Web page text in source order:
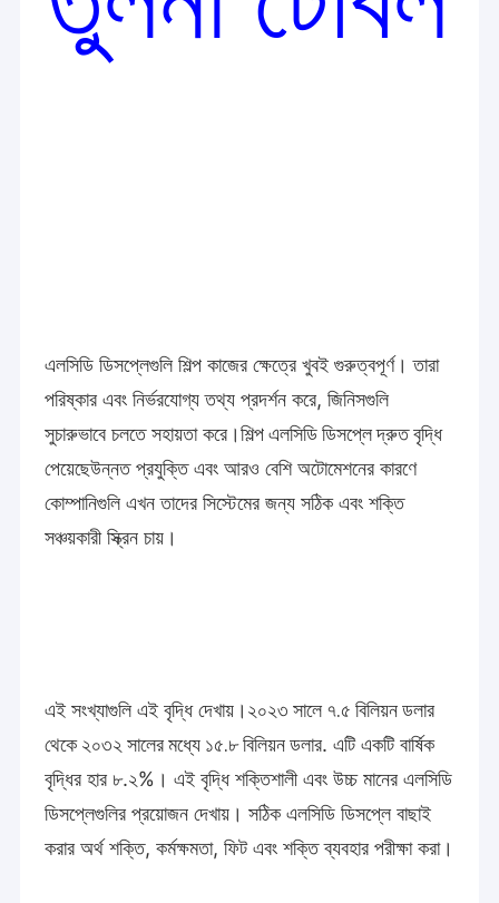
এলসিডি ডিসপ্লেগুলি শিল্প কাজের ক্ষেত্রে খুবই গুরুত্বপূর্ণ। তারা
পরিষ্কার এবং নির্ভরযোগ্য তথ্য প্রদর্শন করে, জিনিসগুলি
সুচারুভাবে চলতে সহায়তা করে।শিল্প এলসিডি ডিসপ্লে দ্রুত বৃদ্ধি
পেয়েছেউন্নত প্রযুক্তি এবং আরও বেশি অটোমেশনের কারণে
কোম্পানিগুলি এখন তাদের সিস্টেমের জন্য সঠিক এবং শক্তি
সঞ্চয়কারী স্ক্রিন চায়।
এই সংখ্যাগুলি এই বৃদ্ধি দেখায়। ২০২৩ সালে ৭.৫ বিলিয়ন ডলার
থেকে ২০৩২ সালের মধ্যে ১৫.৮ বিলিয়ন ডলার. এটি একটি বার্ষিক
বৃদ্ধির হার ৮.২%। এই বৃদ্ধি শক্তিশালী এবং উচ্চ মানের এলসিডি
ডিসপ্লেগুলির প্রয়োজন দেখায়। সঠিক এলসিডি ডিসপ্লে বাছাই
করার অর্থ শক্তি, কর্মক্ষমতা, ফিট এবং শক্তি ব্যবহার পরীক্ষা করা।